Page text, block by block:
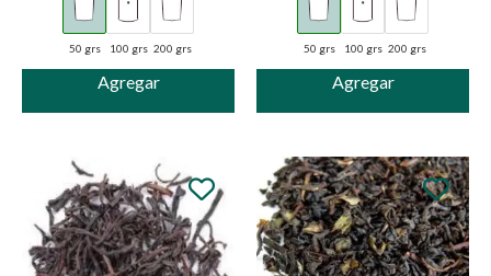
Agregar
50 grs 100 grs 200 grs
Agregar
50 grs 100 grs 200 grs